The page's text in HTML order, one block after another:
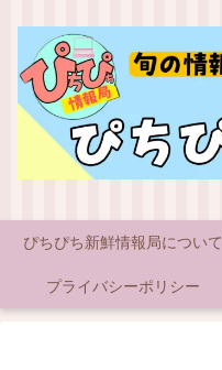
ぴちぴち新鮮情報局について
プライバシーポリシー